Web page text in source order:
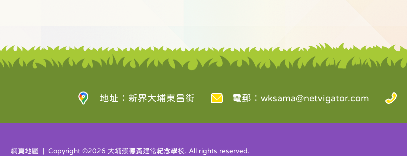
地址：新界大埔東昌街 電郵： wksama@netvigator.com
網頁地圖 | Copyright ©2026 大埔崇德黃建常紀念學校. All rights reserved.